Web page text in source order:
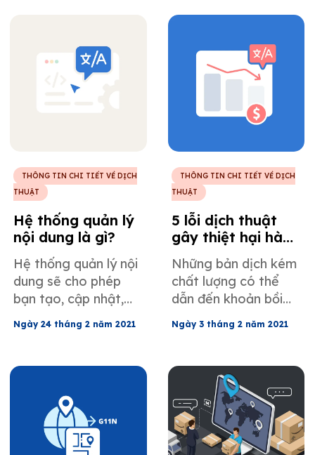
THÔNG TIN CHI TIẾT VỀ DỊCH
THUẬT
Hệ thống quản lý
nội dung là gì?
Hệ thống quản lý nội
dung sẽ cho phép
bạn tạo, cập nhật,
chỉnh sửa và xuất
bản trang web mà
kiến ​​thức lập trình
một trang web hoạt
động hiệu quả, có lẽ
bạn nên sử dụng một
Ngày 24 tháng 2 năm 2021
THÔNG TIN CHI TIẾT VỀ DỊCH
THUẬT
5 lỗi dịch thuật
gây thiệt hại hàng
triệu đô la
Những bản dịch kém
chất lượng có thể
dẫn đến khoản bồi
thường rất lớn. Bài
viết này đề cập đến
trong lĩnh vực
marketing, những
thất bại trong dịch
thuật quảng cáo, và
đặc biệt là 5 lỗi dịch
Ngày 3 tháng 2 năm 2021